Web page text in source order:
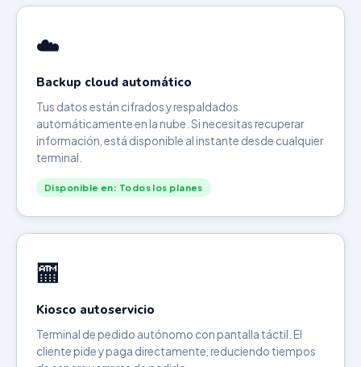
☁️
Backup cloud automático
Tus datos están cifrados y respaldados
automáticamente en la nube. Si necesitas recuperar
información, está disponible al instante desde cualquier
terminal.
Disponible en: Todos los planes
🏧
Kiosco autoservicio
Terminal de pedido autónomo con pantalla táctil. El
cliente pide y paga directamente, reduciendo tiempos